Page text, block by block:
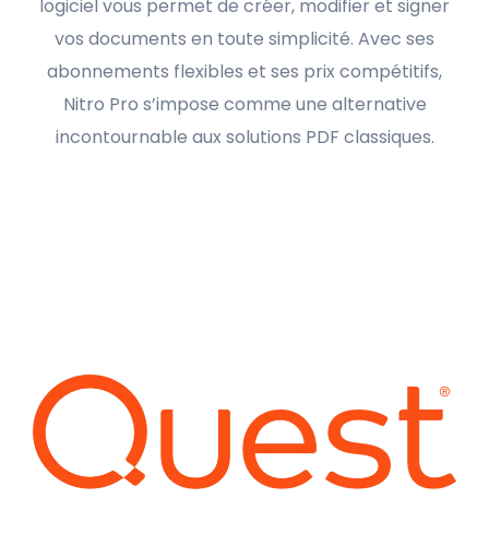
logiciel vous permet de créer, modifier et signer
vos documents en toute simplicité. Avec ses
abonnements flexibles et ses prix compétitifs,
Nitro Pro s’impose comme une alternative
incontournable aux solutions PDF classiques.